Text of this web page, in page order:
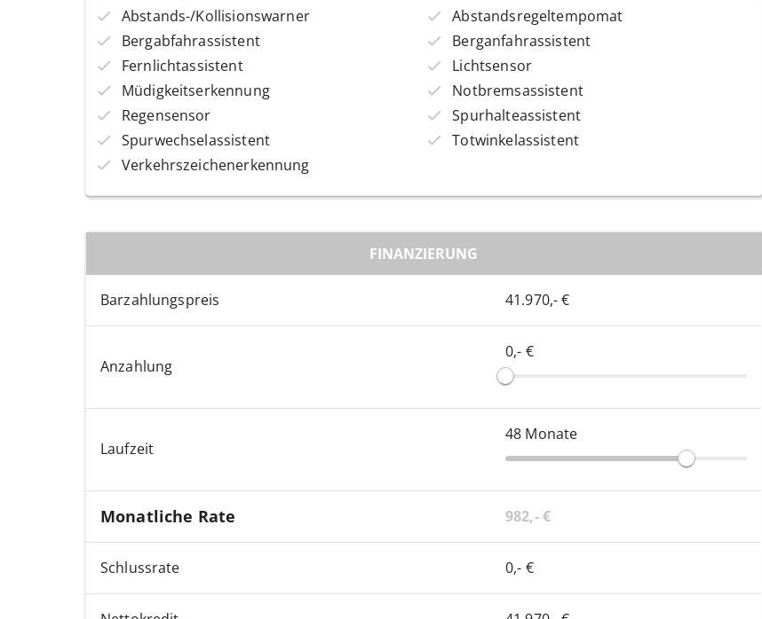
Abstands-/Kollisionswarner
Abstandsregeltempomat
Bergabfahrassistent
Berganfahrassistent
Fernlichtassistent
Lichtsensor
Müdigkeitserkennung
Notbremsassistent
Regensensor
Spurhalteassistent
Spurwechselassistent
Totwinkelassistent
Verkehrszeichenerkennung
FINANZIERUNG
Barzahlungspreis 41.970,- €
Anzahlung
0,- €
Laufzeit
48 Monate
Monatliche Rate 982,- €
Schlussrate 0,- €